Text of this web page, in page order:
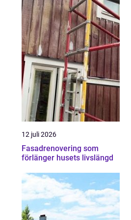
12 juli 2026
Fasadrenovering som
förlänger husets livslängd